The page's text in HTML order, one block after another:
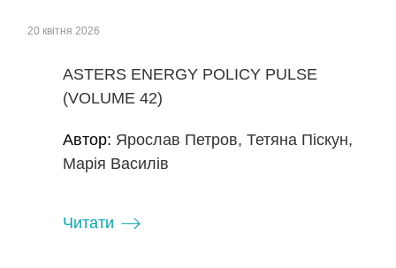
20 квітня 2026
ASTERS ENERGY POLICY PULSE
(VOLUME 42)
Автор: Ярослав Петров, Тетяна Піскун,
Марія Василів
Читати